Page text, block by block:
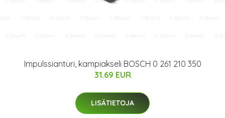
Impulssianturi, kampiakseli BOSCH 0 261 210 350
31.69 EUR
LISÄTIETOJA